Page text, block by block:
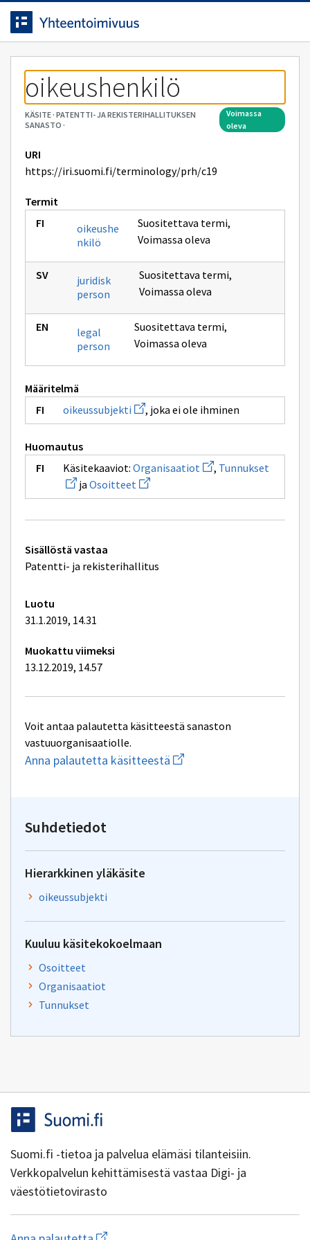
Siirrytty
sivulle
Siirry suoraan sisältöön.
oikeushenkilö
KÄSITE· PATENTTI- JA REKISTERIHALLITUKSEN
SANASTO ·
voimassa
oleva
URI
https://iri.suomi.fi/terminology/prh/c19
Termit
oikeushe
nkilö
Suositettava termi,
Voimassa oleva
juridisk
person
Suositettava termi,
Voimassa oleva
legal
person
Suositettava termi,
Voimassa oleva
Määritelmä
oikeussubjekti Avaa
uuden
ikkunan
, joka ei ole ihminen
Huomautus
Käsitekaaviot: Organisaatiot Avaa
uuden
sivulle
, Tunnukset
uuden
sivulle
ja Osoitteet Avaa
uuden
ikkunan
Tekniset
lisätiedot
Sisällöstä vastaa
Patentti- ja rekisterihallitus
Luotu
31.1.2019, 14.31
Muokattu viimeksi
13.12.2019, 14.57
Voit antaa palautetta käsitteestä sanaston
vastuuorganisaatiolle.
Anna palautetta käsitteestä Aloita
uuden
Suhdetiedot
Hierarkkinen yläkäsite
oikeussubjekti
Kuuluu käsitekokoelmaan
Osoitteet
Organisaatiot
Tunnukset
Suomi.fi -tietoa ja palvelua elämäsi tilanteisiin.
Verkkopalvelun kehittämisestä vastaa Digi- ja
väestötietovirasto
Aloita